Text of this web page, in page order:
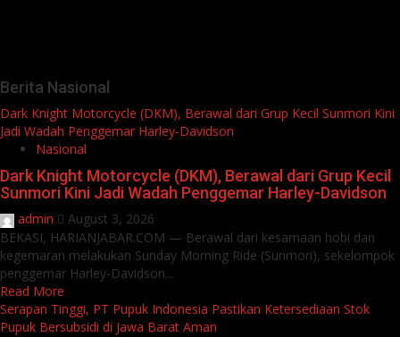
Berita Nasional
Dark Knight Motorcycle (DKM), Berawal dari Grup Kecil Sunmori Kini
Jadi Wadah Penggemar Harley-Davidson
Nasional
Dark Knight Motorcycle (DKM), Berawal dari Grup Kecil
Sunmori Kini Jadi Wadah Penggemar Harley-Davidson
admin
August 3, 2026
BEKASI, HARIANJABAR.COM — Berawal dari kesamaan hobi dan
kegemaran melakukan Sunday Morning Ride (Sunmori), sekelompok
penggemar Harley-Davidson...
Read More
Serapan Tinggi, PT Pupuk Indonesia Pastikan Ketersediaan Stok
Pupuk Bersubsidi di Jawa Barat Aman